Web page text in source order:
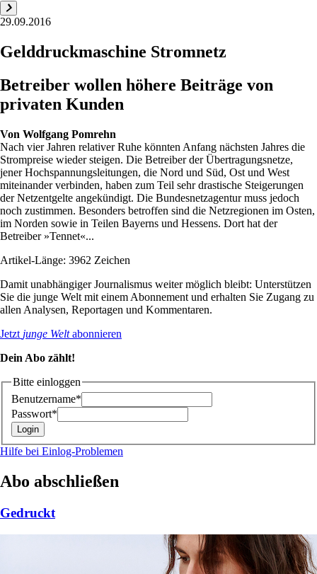
29.09.2016
Gelddruckmaschine Stromnetz
Betreiber wollen höhere Beiträge von
privaten Kunden
Von Wolfgang Pomrehn
Nach vier Jahren relativer Ruhe könnten Anfang nächsten Jahres die
Strompreise wieder steigen. Die Betreiber der Übertragungsnetze,
jener Hochspannungsleitungen, die Nord und Süd, Ost und West
miteinander verbinden, haben zum Teil sehr drastische Steigerungen
der Netzentgelte angekündigt. Die Bundesnetzagentur muss jedoch
noch zustimmen. Besonders betroffen sind die Netzregionen im Osten,
im Norden sowie in Teilen Bayerns und Hessens. Dort hat der
Betreiber »Tennet«...
Artikel-Länge: 3962 Zeichen
Damit unabhängiger Journalismus weiter möglich bleibt: Unterstützen
Sie die junge Welt mit einem Abonnement und erhalten Sie Zugang zu
allen Analysen, Reportagen und Kommentaren.
Jetzt junge Weltabonnieren
Dein Abo zählt!
Bitte einloggen
Benutzername*
Passwort*
Hilfe bei Einlog-Problemen
Abo abschließen
Gedruckt